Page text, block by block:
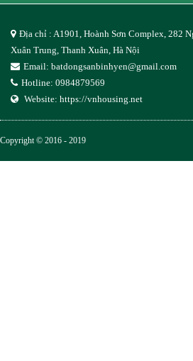
Địa chỉ : A1901, Hoành Sơn Complex, 282
Xuân Trung, Thanh Xuân, Hà Nội
Email: batdongsanbinhyen@gmail.com
Hotline: 0984879569
Website: https://vnhousing.net
Copyright © 2016 - 2019